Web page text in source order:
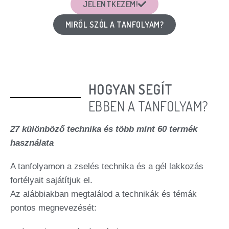
JELENTKEZEM!
MIRŐL SZÓL A TANFOLYAM?
HOGYAN SEGÍT
EBBEN A TANFOLYAM?
27 különböző technika és több mint 60 termék
használata
A tanfolyamon a zselés technika és a gél lakkozás
fortélyait sajátítjuk el.
Az alábbiakban megtalálod a technikák és témák
pontos megnevezését: